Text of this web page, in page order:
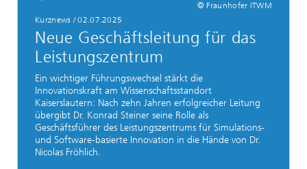
© Fraunhofer ITWM
Kurznews / 02.07.2025
Neue Geschäftsleitung für das
Leistungszentrum
Ein wichtiger Führungswechsel stärkt die
Innovationskraft am Wissenschaftsstandort
Kaiserslautern: Nach zehn Jahren erfolgreicher Leitung
übergibt Dr. Konrad Steiner seine Rolle als
Geschäftsführer des Leistungszentrums für Simulations-
und Software-basierte Innovation in die Hände von Dr.
Nicolas Fröhlich.